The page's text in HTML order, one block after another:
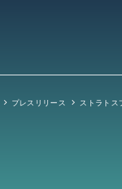
プレスリリース